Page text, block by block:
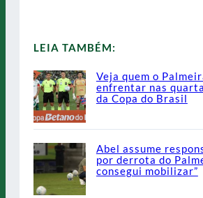
LEIA TAMBÉM:
Veja quem o
enfrentar nas
da Copa do Brasil
Abel assume
por derrota do
consegui mobilizar”